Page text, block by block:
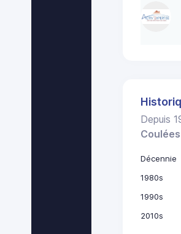
Depuis
Décennie
1980s
1990s
2010s